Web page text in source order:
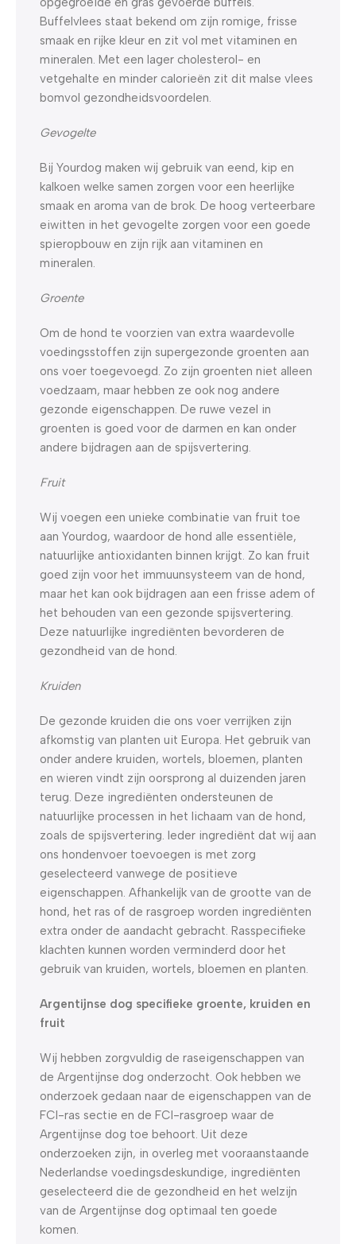
Buffelvlees staat bekend om zijn romige, frisse
smaak en rijke kleur en zit vol met vitaminen en
mineralen. Met een lager cholesterol- en
vetgehalte en minder calorieën zit dit malse vlees
bomvol gezondheidsvoordelen.
Gevogelte
Bij Yourdog maken wij gebruik van eend, kip en
kalkoen welke samen zorgen voor een heerlijke
smaak en aroma van de brok. De hoog verteerbare
eiwitten in het gevogelte zorgen voor een goede
spieropbouw en zijn rijk aan vitaminen en
mineralen.
Groente
Om de hond te voorzien van extra waardevolle
voedingsstoffen zijn supergezonde groenten aan
ons voer toegevoegd. Zo zijn groenten niet alleen
voedzaam, maar hebben ze ook nog andere
gezonde eigenschappen. De ruwe vezel in
groenten is goed voor de darmen en kan onder
andere bijdragen aan de spijsvertering.
Fruit
Wij voegen een unieke combinatie van fruit toe
aan Yourdog, waardoor de hond alle essentiële,
natuurlijke antioxidanten binnen krijgt. Zo kan fruit
goed zijn voor het immuunsysteem van de hond,
maar het kan ook bijdragen aan een frisse adem of
het behouden van een gezonde spijsvertering.
Deze natuurlijke ingrediënten bevorderen de
gezondheid van de hond.
Kruiden
De gezonde kruiden die ons voer verrijken zijn
afkomstig van planten uit Europa. Het gebruik van
onder andere kruiden, wortels, bloemen, planten
en wieren vindt zijn oorsprong al duizenden jaren
terug. Deze ingrediënten ondersteunen de
natuurlijke processen in het lichaam van de hond,
zoals de spijsvertering. Ieder ingrediënt dat wij aan
ons hondenvoer toevoegen is met zorg
geselecteerd vanwege de positieve
eigenschappen. Afhankelijk van de grootte van de
hond, het ras of de rasgroep worden ingrediënten
extra onder de aandacht gebracht. Rasspecifieke
klachten kunnen worden verminderd door het
gebruik van kruiden, wortels, bloemen en planten.
Argentijnse dog specifieke groente, kruiden en
fruit
Wij hebben zorgvuldig de raseigenschappen van
de Argentijnse dog onderzocht. Ook hebben we
onderzoek gedaan naar de eigenschappen van de
FCI-ras sectie en de FCI-rasgroep waar de
Argentijnse dog toe behoort. Uit deze
onderzoeken zijn, in overleg met vooraanstaande
Nederlandse voedingsdeskundige, ingrediënten
geselecteerd die de gezondheid en het welzijn
van de Argentijnse dog optimaal ten goede
komen.